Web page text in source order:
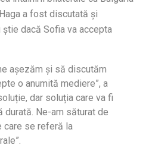
a fost discutată și
dacă Sofia va accepta
așezăm și să discutăm
o anumită mediere”, a
dar soluția care va fi
durată. Ne-am săturat de
care se referă la